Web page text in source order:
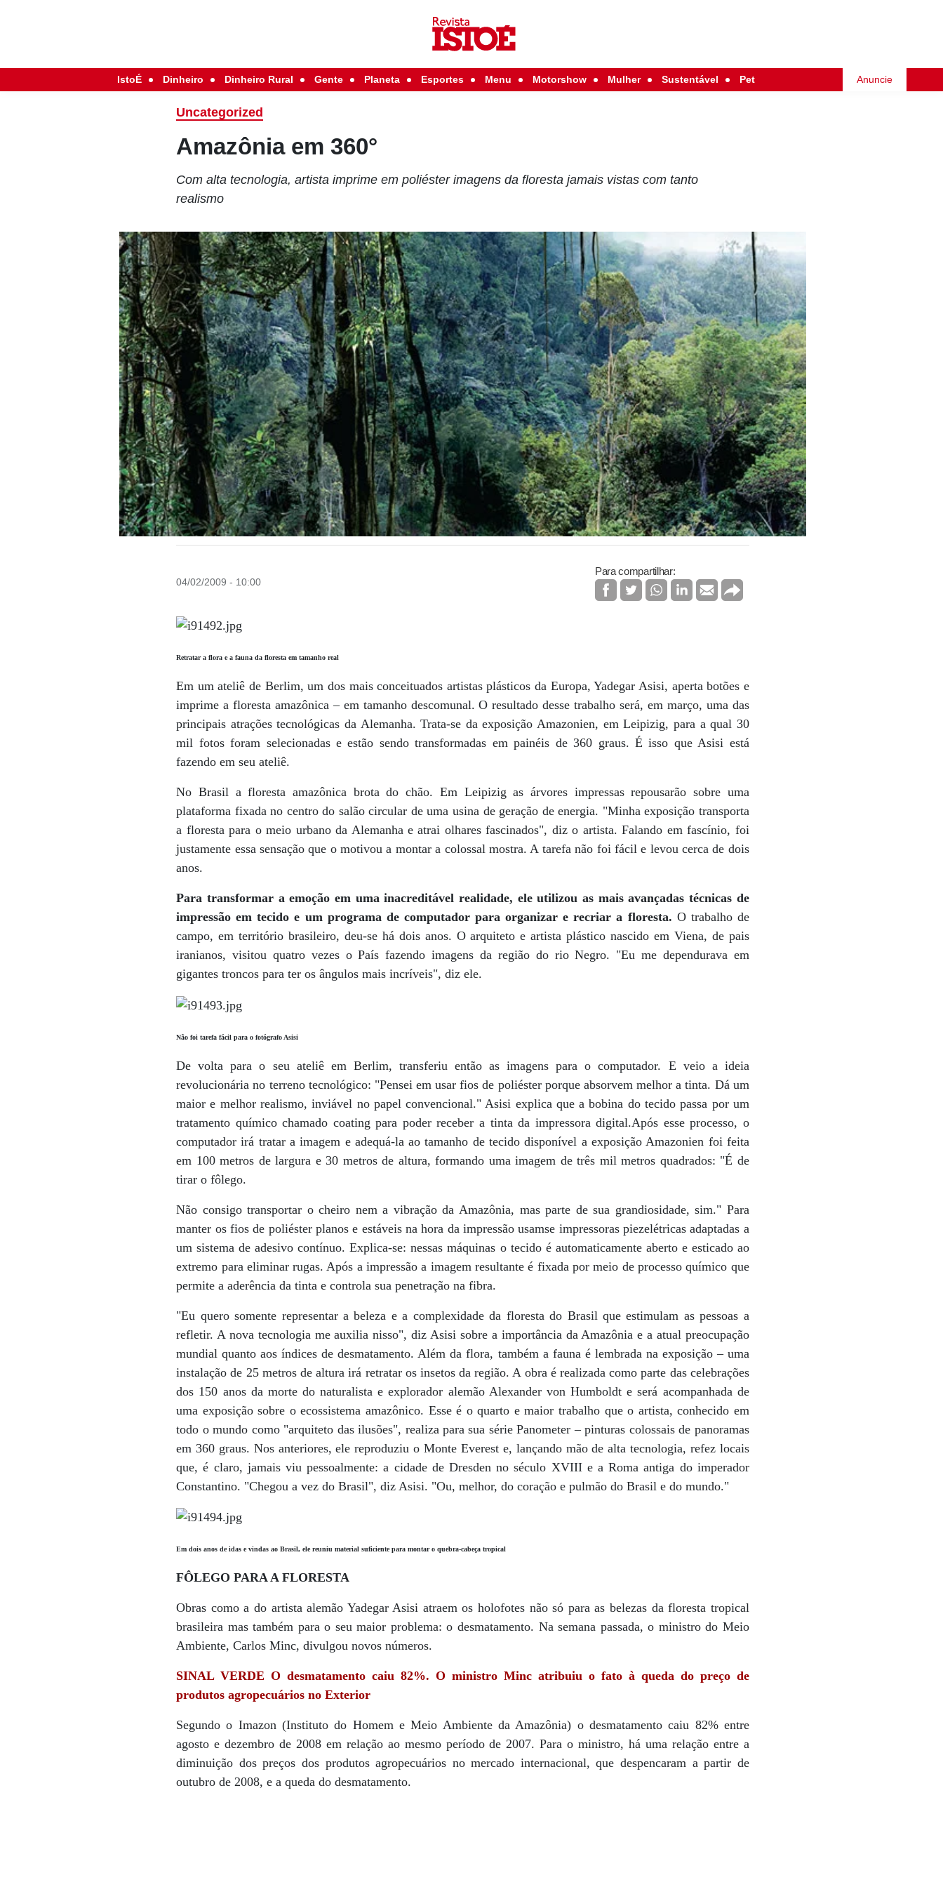
IstoÉ Dinheiro Dinheiro Rural Gente Planeta Esportes Menu Motorshow Mulher Sustentável Pet Anuncie
Uncategorized
Amazônia em 360°
Com alta tecnologia, artista imprime em poliéster imagens da floresta jamais vistas com tanto
realismo
04/02/2009 - 10:00
Para compartilhar:
Retratar a flora e a fauna da floresta em tamanho real
Em um ateliê de Berlim, um dos mais conceituados artistas plásticos da Europa, Yadegar Asisi, aperta botões e
imprime a floresta amazônica – em tamanho descomunal. O resultado desse trabalho será, em março, uma das
principais atrações tecnológicas da Alemanha. Trata-se da exposição Amazonien, em Leipizig, para a qual 30
mil fotos foram selecionadas e estão sendo transformadas em painéis de 360 graus. É isso que Asisi está
fazendo em seu ateliê.
No Brasil a floresta amazônica brota do chão. Em Leipizig as árvores impressas repousarão sobre uma
plataforma fixada no centro do salão circular de uma usina de geração de energia. "Minha exposição transporta
a floresta para o meio urbano da Alemanha e atrai olhares fascinados", diz o artista. Falando em fascínio, foi
justamente essa sensação que o motivou a montar a colossal mostra. A tarefa não foi fácil e levou cerca de dois
anos.
Para transformar a emoção em uma inacreditável realidade, ele utilizou as mais avançadas técnicas de
impressão em tecido e um programa de computador para organizar e recriar a floresta. O trabalho de
campo, em território brasileiro, deu-se há dois anos. O arquiteto e artista plástico nascido em Viena, de pais
iranianos, visitou quatro vezes o País fazendo imagens da região do rio Negro. "Eu me dependurava em
gigantes troncos para ter os ângulos mais incríveis", diz ele.
Não foi tarefa fácil para o fotógrafo Asisi
De volta para o seu ateliê em Berlim, transferiu então as imagens para o computador. E veio a ideia
revolucionária no terreno tecnológico: "Pensei em usar fios de poliéster porque absorvem melhor a tinta. Dá um
maior e melhor realismo, inviável no papel convencional." Asisi explica que a bobina do tecido passa por um
tratamento químico chamado coating para poder receber a tinta da impressora digital.Após esse processo, o
computador irá tratar a imagem e adequá-la ao tamanho de tecido disponível a exposição Amazonien foi feita
em 100 metros de largura e 30 metros de altura, formando uma imagem de três mil metros quadrados: "É de
tirar o fôlego.
Não consigo transportar o cheiro nem a vibração da Amazônia, mas parte de sua grandiosidade, sim." Para
manter os fios de poliéster planos e estáveis na hora da impressão usamse impressoras piezelétricas adaptadas a
um sistema de adesivo contínuo. Explica-se: nessas máquinas o tecido é automaticamente aberto e esticado ao
extremo para eliminar rugas. Após a impressão a imagem resultante é fixada por meio de processo químico que
permite a aderência da tinta e controla sua penetração na fibra.
"Eu quero somente representar a beleza e a complexidade da floresta do Brasil que estimulam as pessoas a
refletir. A nova tecnologia me auxilia nisso", diz Asisi sobre a importância da Amazônia e a atual preocupação
mundial quanto aos índices de desmatamento. Além da flora, também a fauna é lembrada na exposição – uma
instalação de 25 metros de altura irá retratar os insetos da região. A obra é realizada como parte das celebrações
dos 150 anos da morte do naturalista e explorador alemão Alexander von Humboldt e será acompanhada de
uma exposição sobre o ecossistema amazônico. Esse é o quarto e maior trabalho que o artista, conhecido em
todo o mundo como "arquiteto das ilusões", realiza para sua série Panometer – pinturas colossais de panoramas
em 360 graus. Nos anteriores, ele reproduziu o Monte Everest e, lançando mão de alta tecnologia, refez locais
que, é claro, jamais viu pessoalmente: a cidade de Dresden no século XVIII e a Roma antiga do imperador
Constantino. "Chegou a vez do Brasil", diz Asisi. "Ou, melhor, do coração e pulmão do Brasil e do mundo."
Em dois anos de idas e vindas ao Brasil, ele reuniu material suficiente para montar o quebra-cabeça tropical
FÔLEGO PARA A FLORESTA
Obras como a do artista alemão Yadegar Asisi atraem os holofotes não só para as belezas da floresta tropical
brasileira mas também para o seu maior problema: o desmatamento. Na semana passada, o ministro do Meio
Ambiente, Carlos Minc, divulgou novos números.
SINAL VERDE O desmatamento caiu 82%. O ministro Minc atribuiu o fato à queda do preço de
produtos agropecuários no Exterior
Segundo o Imazon (Instituto do Homem e Meio Ambiente da Amazônia) o desmatamento caiu 82% entre
agosto e dezembro de 2008 em relação ao mesmo período de 2007. Para o ministro, há uma relação entre a
diminuição dos preços dos produtos agropecuários no mercado internacional, que despencaram a partir de
outubro de 2008, e a queda do desmatamento.